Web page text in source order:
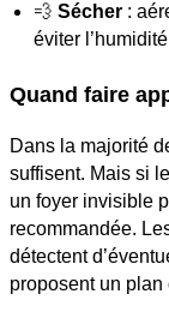
💨 Sécher :
éviter
Quand faire
Dans la majorité
suffisent. Mais si
un foyer invisible
recommandée.
détectent
proposent un plan